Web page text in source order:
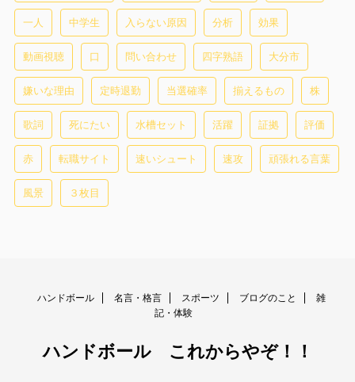
一人 中学生 入らない原因 分析 効果
動画視聴 口 問い合わせ 四字熟語 大分市
嫌いな理由 定時退勤 当選確率 揃えるもの 株
歌詞 死にたい 水槽セット 活躍 証拠 評価
赤 転職サイト 速いシュート 速攻 頑張れる言葉
風景 ３枚目
ハンドボール 名言・格言 スポーツ ブログのこと
雑
記・体験
ハンドボール これからやぞ！！